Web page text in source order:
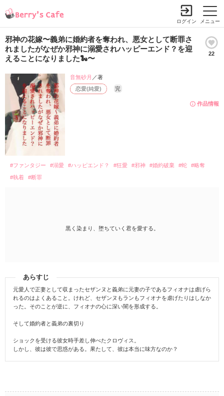
メニュー
ログイン
邪神の花嫁〜義弟に婚約者を奪われ、悪女として断罪さ
れましたがなぜか邪神に溺愛されハッピーエンド？を迎
えることになりました🐍〜
22
作品情報
恋愛(純愛) 完
音無砂月 ／著
#ファンタジー #溺愛 #ハッピエンド？ #狂愛 #邪神 #婚約破棄 #蛇
#略奪
#執着
#断罪
黒く染まり、堕ちていく君を愛する。
あらすじ
元愛人で正妻として収まったセザンヌと義弟に元妻の子であるフィオナは虐げら
れるのはよくあること。けれど、セザンヌもランもフィオナを虐げたりはしなか
った。そのことが逆に、フィオナの心に深い闇を形成する。
そして婚約者と義弟の裏切り
ショックを受ける彼女時手差し伸べたクロヴィス。
しかし、彼は彼で思惑がある。果たして、彼は本当に味方なのか？